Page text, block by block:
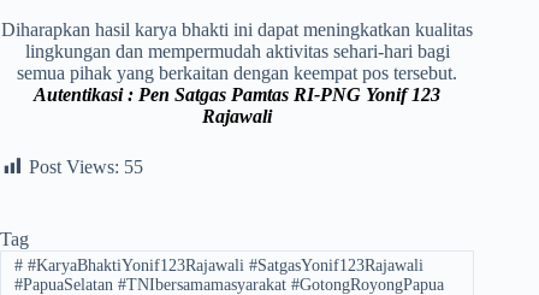
‎‎Diharapkan hasil karya bhakti ini dapat meningkatkan kualitas
lingkungan dan mempermudah aktivitas sehari-hari bagi
semua pihak yang berkaitan dengan keempat pos tersebut.
Autentikasi : Pen Satgas Pamtas RI-PNG Yonif 123
Rajawali
Post Views: 55
Tag
##KaryaBhaktiYonif123Rajawali ​#SatgasYonif123Rajawali ​
#PapuaSelatan ​#TNIbersamamasyarakat ​#GotongRoyongPapua